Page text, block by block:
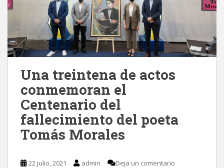
Una treintena de actos
conmemoran el
Centenario del
fallecimiento del poeta
Tomás Morales
22 julio, 2021 admin Deja un comentario